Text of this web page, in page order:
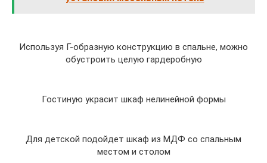
Используя Г-образную конструкцию в спальне, можно
обустроить целую гардеробную
Гостиную украсит шкаф нелинейной формы
Для детской подойдет шкаф из МДФ со спальным
местом и столом